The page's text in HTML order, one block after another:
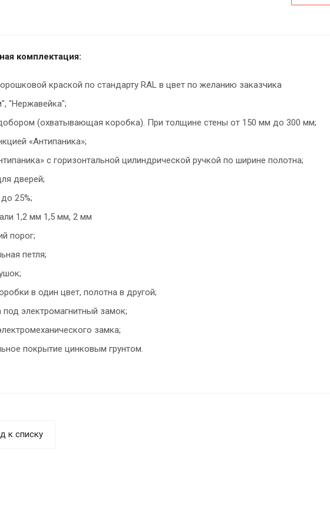
комплектация:
краской по стандарту RAL в цвет по желанию заказчика
"Нержавейка";
(охватывающая коробка). При толщине стены от 150 мм до 300 мм;
«Антипаника»;
с горизонтальной цилиндрической ручкой по ширине полотна;
дверей;
25%;
1,2 мм 1,5 мм, 2 мм
порог;
петля;
в один цвет, полотна в другой;
под электромагнитный замок;
замка;
покрытие цинковым грунтом.
к списку